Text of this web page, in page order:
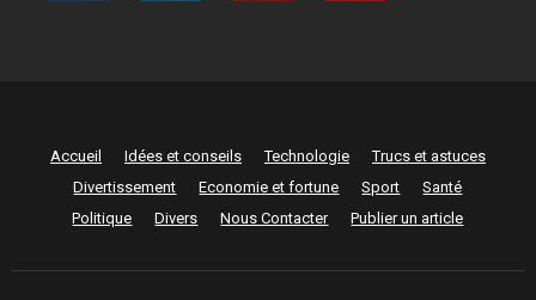
Accueil Idées et conseils Technologie
Trucs et astuces
Divertissement
Economie et fortune Sport
Santé
Politique
Divers Nous Contacter Publier un article